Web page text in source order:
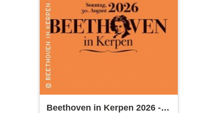
Beethoven in Kerpen 2026 -